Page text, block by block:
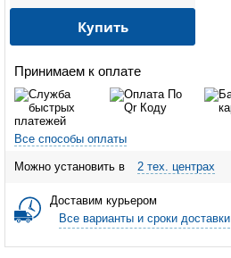
Принимаем к оплате
Все способы оплаты
Можно установить в 2 тех. центрах
Доставим курьером
Все варианты и сроки доставки
Купить